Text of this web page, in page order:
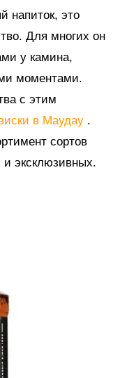
напиток, это
Для многих он
у камина,
моментами.
с этим
в Маудау .
сортов
и эксклюзивных.